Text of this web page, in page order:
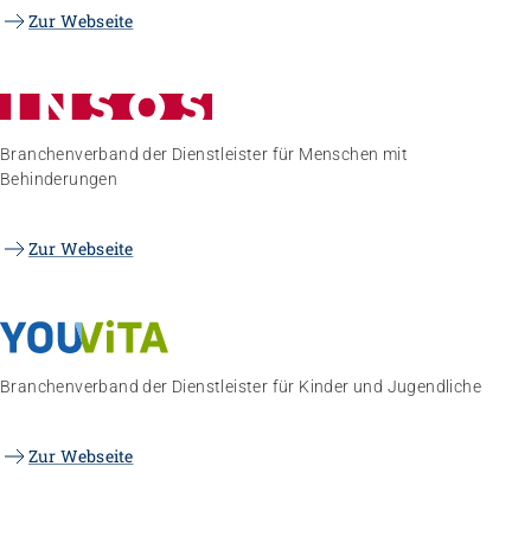
Zur Webseite
Branchenverband der Dienstleister für Menschen mit
Behinderungen
Zur Webseite
Branchenverband der Dienstleister für Kinder und Jugendliche
Zur Webseite